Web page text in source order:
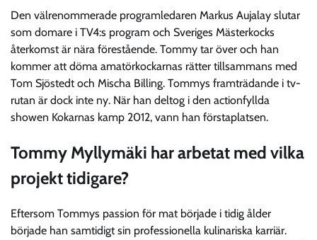
Den välrenommerade programledaren Markus Aujalay slutar
som domare i TV4:s program och Sveriges Mästerkocks
återkomst är nära förestående. Tommy tar över och han
kommer att döma amatörkockarnas rätter tillsammans med
Tom Sjöstedt och Mischa Billing. Tommys framträdande i tv-
rutan är dock inte ny. När han deltog i den actionfyllda
showen Kokarnas kamp 2012, vann han förstaplatsen.
Tommy Myllymäki har arbetat med vilka
projekt tidigare?
Eftersom Tommys passion för mat började i tidig ålder
började han samtidigt sin professionella kulinariska karriär.